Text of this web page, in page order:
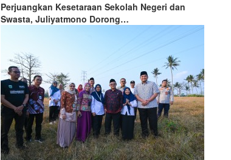
Perjuangkan Kesetaraan Sekolah Negeri dan
Swasta, Juliyatmono Dorong…